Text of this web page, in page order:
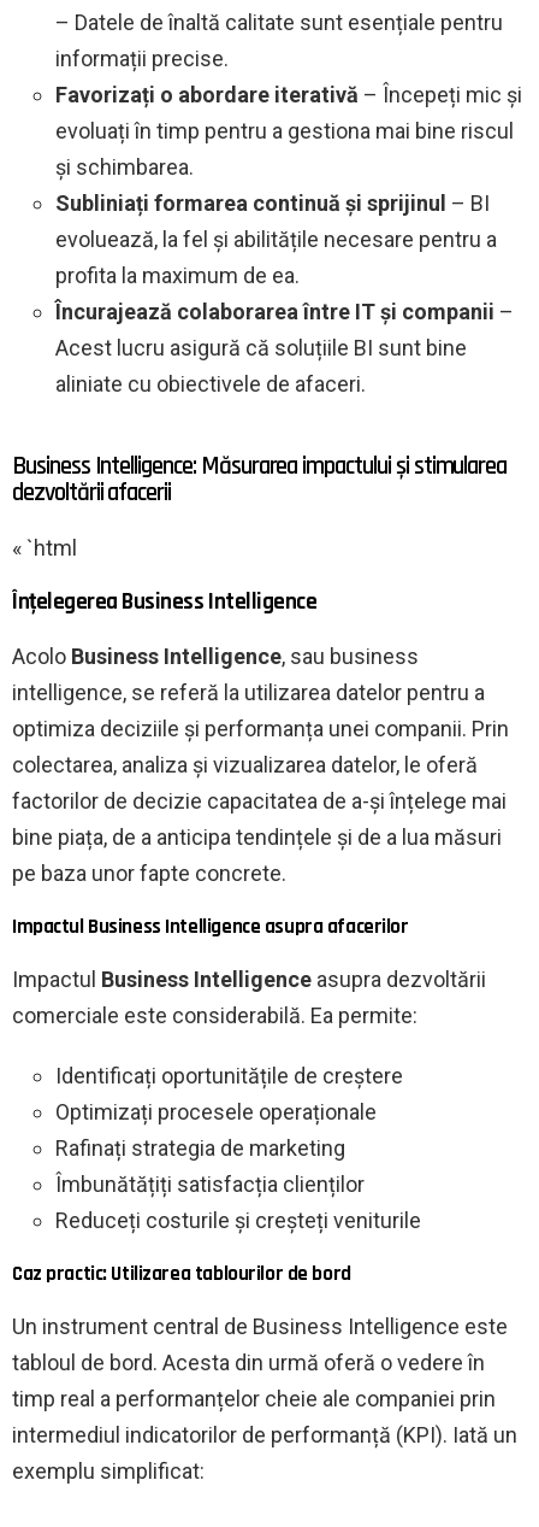
– Datele de înaltă calitate sunt esențiale pentru
informații precise.
Favorizați o abordare iterativă – Începeți mic și
evoluați în timp pentru a gestiona mai bine riscul
și schimbarea.
Subliniați formarea continuă și sprijinul – BI
evoluează, la fel și abilitățile necesare pentru a
profita la maximum de ea.
Încurajează colaborarea între IT și companii –
Acest lucru asigură că soluțiile BI sunt bine
aliniate cu obiectivele de afaceri.
Business Intelligence: Măsurarea impactului și stimularea
dezvoltării afacerii
« `html
Înțelegerea Business Intelligence
Acolo Business Intelligence, sau business
intelligence, se referă la utilizarea datelor pentru a
optimiza deciziile și performanța unei companii. Prin
colectarea, analiza și vizualizarea datelor, le oferă
factorilor de decizie capacitatea de a-și înțelege mai
bine piața, de a anticipa tendințele și de a lua măsuri
pe baza unor fapte concrete.
Impactul Business Intelligence asupra afacerilor
Impactul Business Intelligence asupra dezvoltării
comerciale este considerabilă. Ea permite:
Identificați oportunitățile de creștere
Optimizați procesele operaționale
Rafinați strategia de marketing
Îmbunătățiți satisfacția clienților
Reduceți costurile și creșteți veniturile
Caz practic: Utilizarea tablourilor de bord
Un instrument central de Business Intelligence este
tabloul de bord. Acesta din urmă oferă o vedere în
timp real a performanțelor cheie ale companiei prin
intermediul indicatorilor de performanță (KPI). Iată un
exemplu simplificat: